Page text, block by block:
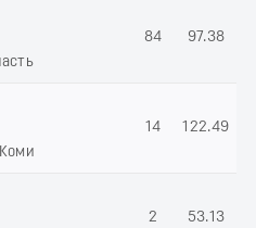
84 97.38
14 122.49
2 53.13